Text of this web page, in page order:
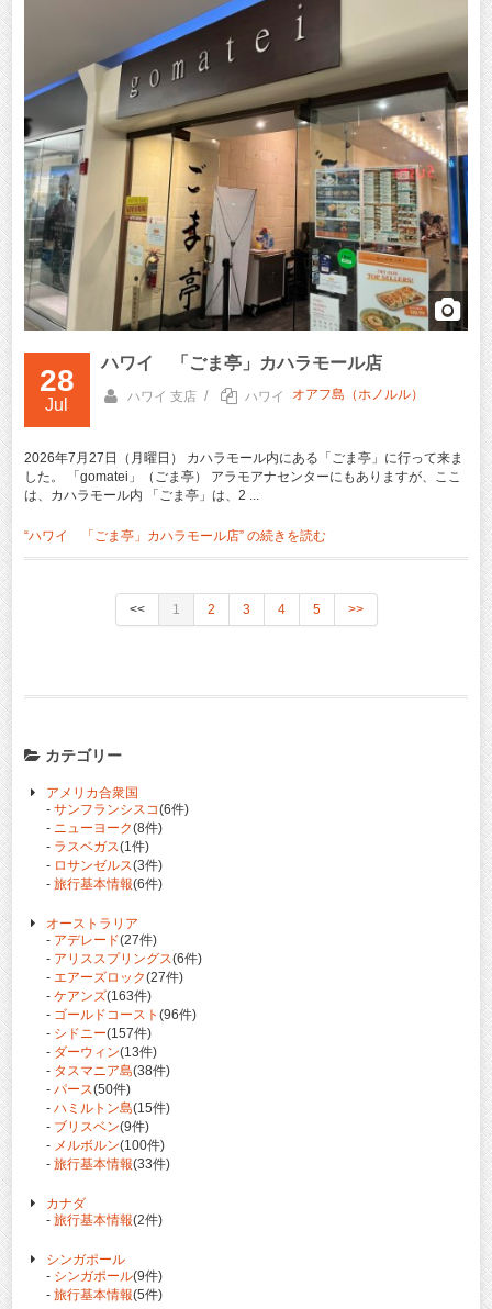
28
Jul
ハワイ 「ごま亭」カハラモール店
ハワイ 支店 / ハワイ オアフ島（ホノルル）
2026年7月27日（月曜日） カハラモール内にある「ごま亭」に行って来ま
した。 「gomatei」（ごま亭） アラモアナセンターにもありますが、ここ
は、カハラモール内 「ごま亭」は、2 ...
“ハワイ 「ごま亭」カハラモール店” の続きを読む
<< 1 2 3 4 5 >>
カテゴリー
アメリカ合衆国
- サンフランシスコ(6件)
- ニューヨーク(8件)
- ラスベガス(1件)
- ロサンゼルス(3件)
- 旅行基本情報(6件)
オーストラリア
- アデレード(27件)
- アリススプリングス(6件)
- エアーズロック(27件)
- ケアンズ(163件)
- ゴールドコースト (96件)
- シドニー(157件)
- ダーウィン(13件)
- タスマニア島(38件)
- パース(50件)
- ハミルトン島(15件)
- ブリスベン(9件)
- メルボルン(100件)
- 旅行基本情報(33件)
カナダ
- 旅行基本情報(2件)
シンガポール
- シンガポール(9件)
- 旅行基本情報(5件)